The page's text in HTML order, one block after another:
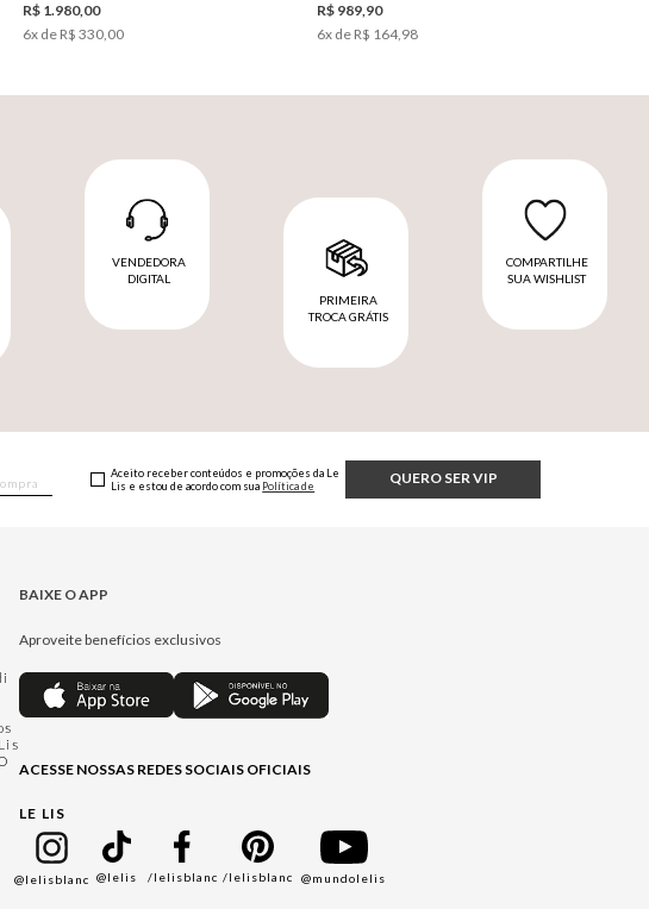
R$ 1.980,00
6x de R$ 330,00
R$ 989,90
6x de R$ 164,98
VENDEDORA
DIGITAL
PRIMEIRA
TROCA GRÁTIS
COMPARTILHE
SUA WISHLIST
QUERO SER VIP
Aceito receber conteúdos e promoções da Le
Lis e estou de acordo com sua Política de
BAIXE O APP
Aproveite benefícios exclusivos
ACESSE NOSSAS REDES SOCIAIS OFICIAIS
LE LIS
@lelisblanc @lelis /lelisblanc /lelisblanc @mundolelis